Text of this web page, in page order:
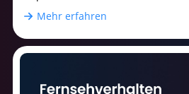
Mehr erfahren